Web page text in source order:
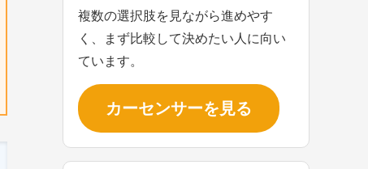
複数の選択肢を見ながら進めやす
く、まず比較して決めたい人に向い
ています。
カーセンサーを見る